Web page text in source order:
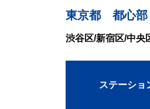
東京都 都心部
渋谷区/新宿区/中央
ステーショ